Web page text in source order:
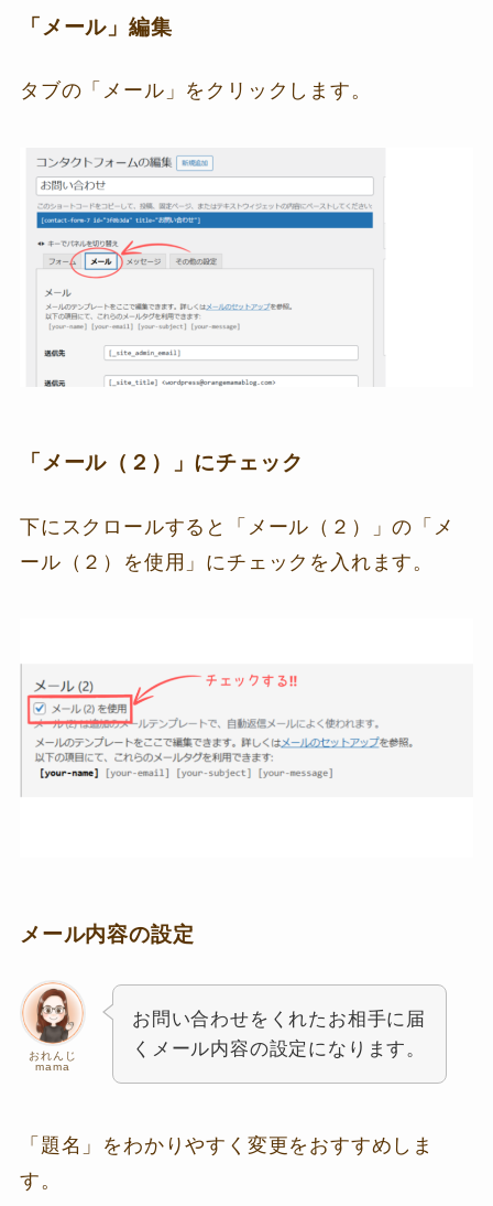
「メール」編集
タブの「メール」をクリックします。
「メール（２）」にチェック
下にスクロールすると「メール（２）」の「メ
ール（２）を使用」にチェックを入れます。
メール内容の設定
おれんじ
mama
お問い合わせをくれたお相手に届
くメール内容の設定になります。
「題名」をわかりやすく変更をおすすめしま
す。